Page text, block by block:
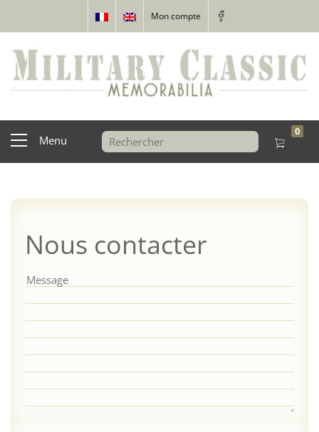
Mon compte
Menu
0
Nous contacter